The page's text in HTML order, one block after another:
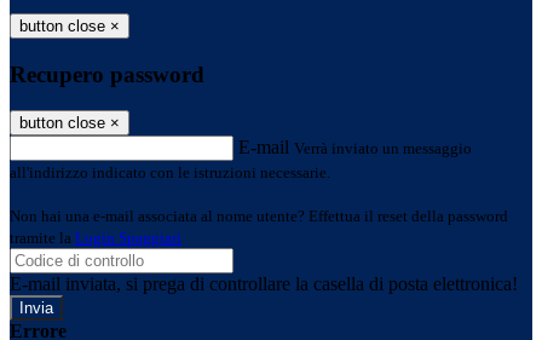
button close ×
Recupero password
button close ×
E-mail Verrà inviato un messaggio
all'indirizzo indicato con le istruzioni necessarie.
Non hai una e-mail associata al nome utente? Effettua il reset della password
tramite la Login Spaggiari
E-mail inviata, si prega di controllare la casella di posta elettronica!
Errore